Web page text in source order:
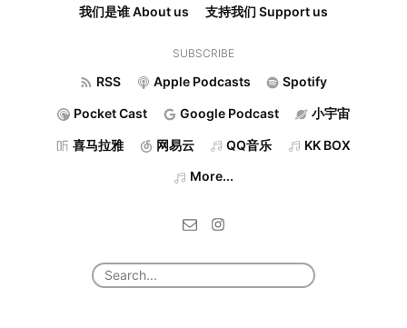
我们是谁 About us 支持我们 Support us
SUBSCRIBE
RSS Apple Podcasts Spotify
Pocket Cast Google Podcast 小宇宙
喜马拉雅 网易云 QQ音乐 KK BOX
More...